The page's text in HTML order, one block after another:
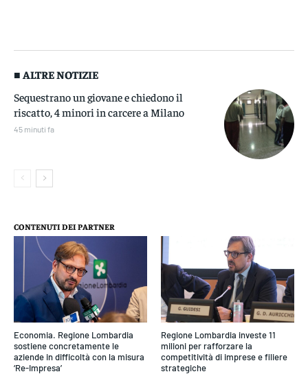
■ ALTRE NOTIZIE
Sequestrano un giovane e chiedono il
riscatto, 4 minori in carcere a Milano
45 minuti fa
CONTENUTI DEI PARTNER
Economia. Regione Lombardia
sostiene concretamente le
aziende in difficoltà con la misura
‘Re-Impresa’
Regione Lombardia investe 11
milioni per rafforzare la
competitività di imprese e filiere
strategiche